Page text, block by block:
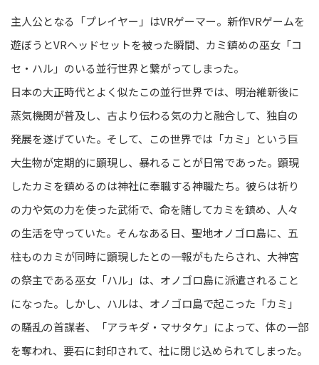
主人公となる「プレイヤー」はVRゲーマー。新作VRゲームを
遊ぼうとVRヘッドセットを被った瞬間、カミ鎮めの巫女「コ
セ・ハル」のいる並行世界と繋がってしまった。
日本の大正時代とよく似たこの並行世界では、明治維新後に
蒸気機関が普及し、古より伝わる気の力と融合して、独自の
発展を遂げていた。そして、この世界では「カミ」という巨
大生物が定期的に顕現し、暴れることが日常であった。顕現
したカミを鎮めるのは神社に奉職する神職たち。彼らは祈り
の力や気の力を使った武術で、命を賭してカミを鎮め、人々
の生活を守っていた。そんなある日、聖地オノゴロ島に、五
柱ものカミが同時に顕現したとの一報がもたらされ、大神宮
の祭主である巫女「ハル」は、オノゴロ島に派遣されること
になった。しかし、ハルは、オノゴロ島で起こった「カミ」
の騒乱の首謀者、「アラキダ・マサタケ」によって、体の一部
を奪われ、要石に封印されて、社に閉じ込められてしまった。